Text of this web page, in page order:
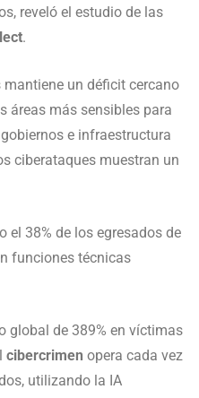
reveló el estudio de las
.
un déficit cercano
áreas más sensibles para
e infraestructura
ciberataques muestran un
el 38% de los egresados de
funciones técnicas
global de 389% en víctimas
cibercrimen opera cada vez
utilizando la IA